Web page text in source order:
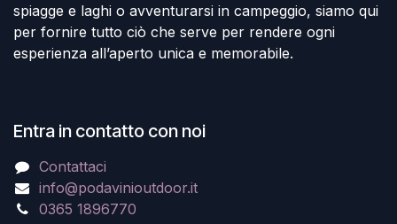
spiagge e laghi o avventurarsi in campeggio, siamo qui
per fornire tutto ciò che serve per rendere ogni
esperienza all’aperto unica e memorabile.
Entra in contatto con noi
Contattaci
info@podavinioutdoor.it
0365 1896770